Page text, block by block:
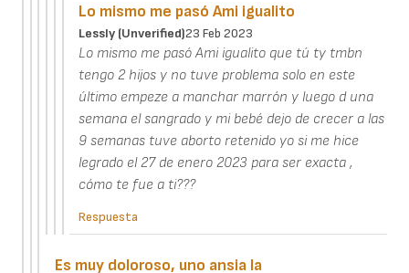
Lo mismo me pasó Ami igualito
Lessly (unverified)23 Feb 2023
Lo mismo me pasó Ami igualito que tú ty tmbn
tengo 2 hijos y no tuve problema solo en este
último empeze a manchar marrón y luego d una
semana el sangrado y mi bebé dejo de crecer a las
9 semanas tuve aborto retenido yo si me hice
legrado el 27 de enero 2023 para ser exacta ,
cómo te fue a ti???
Respuesta
Es muy doloroso, uno ansia la